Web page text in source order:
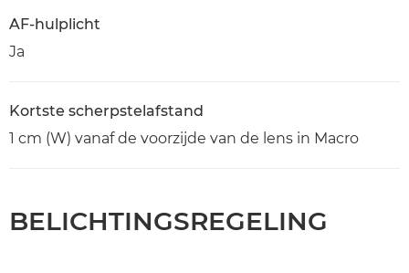
AF-hulplicht
Ja
Kortste scherpstelafstand
1 cm (W) vanaf de voorzijde van de lens in Macro
BELICHTINGSREGELING